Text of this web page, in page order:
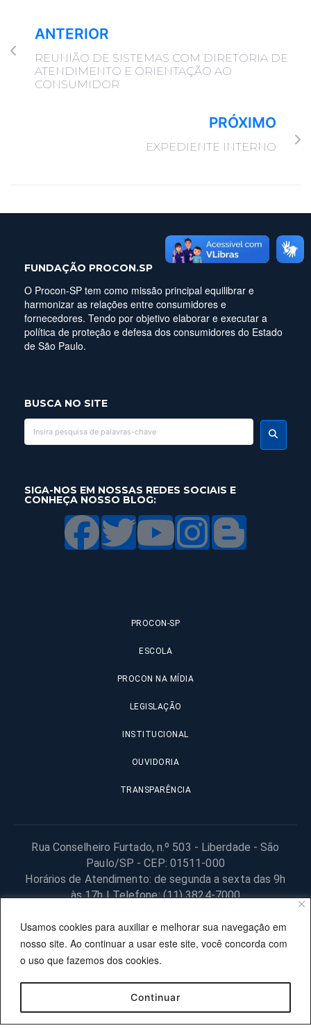
Usamos cookies para auxiliar e melhorar sua navegação em
nosso site. Ao continuar a usar este site, você concorda com
o uso que fazemos dos cookies.
Continuar
ANTERIOR
REUNIÃO DE SISTEMAS COM DIRETORIA DE
ATENDIMENTO E ORIENTAÇÃO AO
CONSUMIDOR
PRÓXIMO
EXPEDIENTE INTERNO
FUNDAÇÃO PROCON.SP
O Procon-SP tem como missão principal equilibrar e
harmonizar as relações entre consumidores e
fornecedores. Tendo por objetivo elaborar e executar a
política de proteção e defesa dos consumidores do Estado
de São Paulo.
BUSCA NO SITE
SIGA-NOS EM NOSSAS REDES SOCIAIS E
CONHEÇA NOSSO BLOG:
PROCON-SP
ESCOLA
PROCON NA MÍDIA
LEGISLAÇÃO
INSTITUCIONAL
OUVIDORIA
TRANSPARÊNCIA
Rua Conselheiro Furtado, n.º 503 - Liberdade - São
Paulo/SP - CEP: 01511-000
Horários de Atendimento: de segunda a sexta das 9h
às 17h | Telefone: (11) 3824-7000
© 2025 Fundação Procon – SP – Todos os direitos reservados. |
Site desenvolvido pela PRODESP.